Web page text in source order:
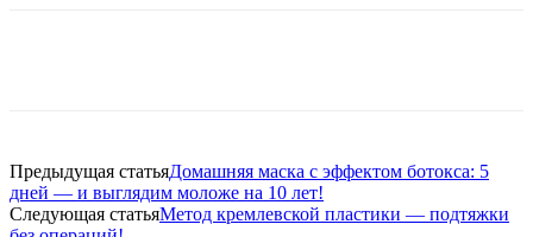
Предыдущая статьяДомашняя маска с эффектом ботокса: 5
дней — и выглядим моложе на 10 лет!
Следующая статьяМетод кремлевской пластики — подтяжки